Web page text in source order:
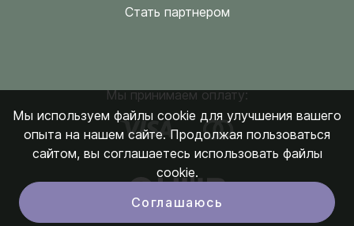
Стать партнером
Мы принимаем оплату:
Мы используем файлы cookie для улучшения вашего
опыта на нашем сайте. Продолжая пользоваться
сайтом, вы соглашаетесь использовать файлы
cookie.
Соглашаюсь